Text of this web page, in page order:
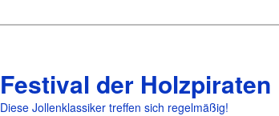
Festival der Holzpiraten
Diese Jollenklassiker treffen sich regelmäßig!